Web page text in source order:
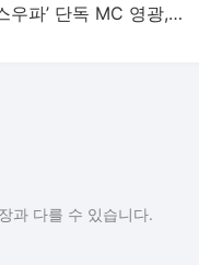
성한빈 “‘월드 오브 스우파’ 단독 MC 영광, 올라운더로 성장할 것” - 스타투데이
과 다를 수 있습니다.